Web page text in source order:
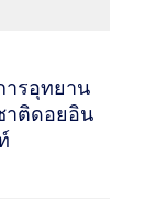
ารอุทยาน
าติดอยอิน